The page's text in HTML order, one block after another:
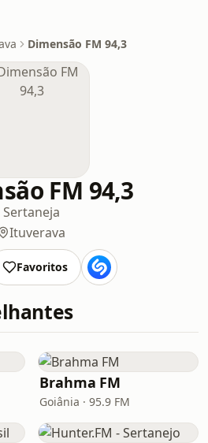
Dimensão FM 94,3
FM 94,3
Sertaneja
Ituverava
Favoritos
Brahma FM
Goiânia · 95.9 FM